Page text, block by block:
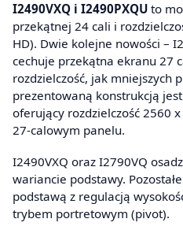
I2490VXQ i I2490PXQU to
przekątnej 24 cali i
HD). Dwie kolejne nowości –
cechuje przekątna ekranu 27
rozdzielczość, jak mniejszych
prezentowaną konstrukcją
oferujący rozdzielczość 2560
27-calowym panelu.
I2490VXQ oraz I2790VQ
wariancie podstawy.
podstawą z regulacją
trybem portretowym (pivot).